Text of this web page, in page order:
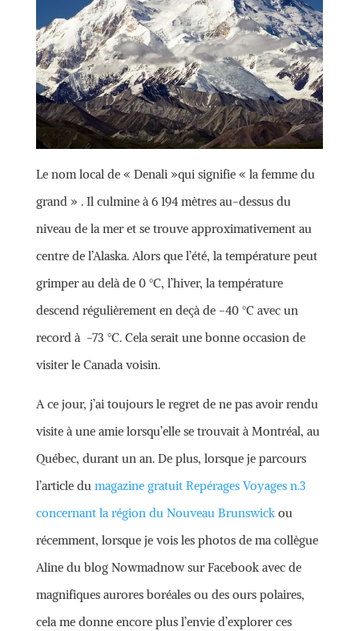
Le nom local de « Denali »qui signifie « la femme du
grand » . Il culmine à 6 194 mètres au-dessus du
niveau de la mer et se trouve approximativement au
centre de l’Alaska. Alors que l’été, la température peut
grimper au delà de 0 °C, l’hiver, la température
descend régulièrement en deçà de -40 °C avec un
record à -73 °C. Cela serait une bonne occasion de
visiter le Canada voisin.
A ce jour, j’ai toujours le regret de ne pas avoir rendu
visite à une amie lorsqu’elle se trouvait à Montréal, au
Québec, durant un an. De plus, lorsque je parcours
l’article du magazine gratuit Repérages Voyages n.3
concernant la région du Nouveau Brunswick ou
récemment, lorsque je vois les photos de ma collègue
Aline du blog Nowmadnow sur Facebook avec de
magnifiques aurores boréales ou des ours polaires,
cela me donne encore plus l’envie d’explorer ces